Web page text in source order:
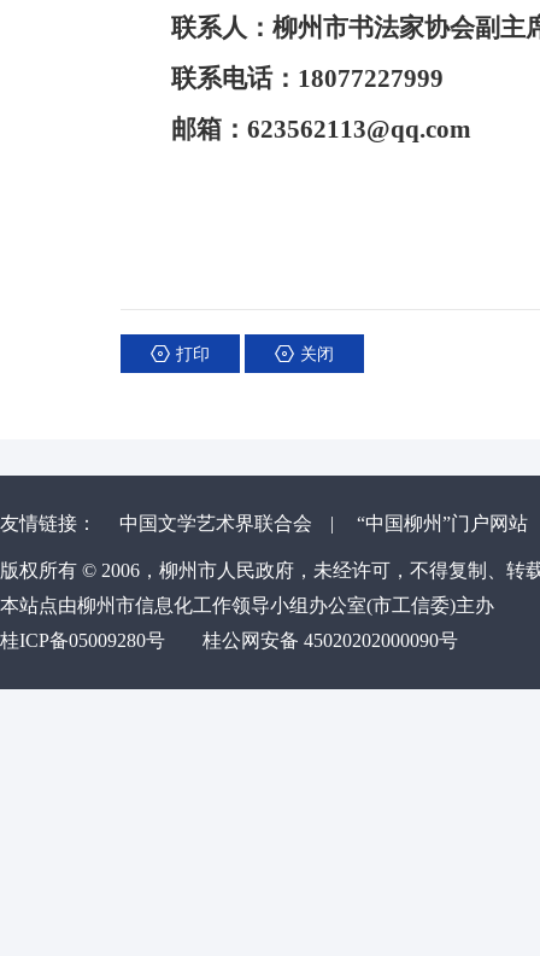
联系人：柳州市书法家协会副主
联系电话：18077227999
邮箱： 623562113@qq.com
打印 关闭
友情链接： 中国文学艺术界联合会 | “中国柳州”门户网站
版权所有 © 2006，柳州市人民政府，未经许可，不得复制、转
本站点由柳州市信息化工作领导小组办公室(市工信委)主办
桂ICP备05009280号
桂公网安备 45020202000090号